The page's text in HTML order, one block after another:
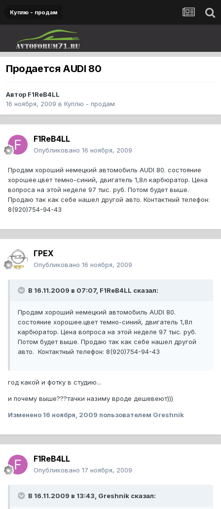
Куплю - продам
Продается AUDI 80
Автор F1ReB4LL
16 ноября, 2009 в Куплю - продам
F1ReB4LL
Опубликовано 16 ноября, 2009
Продам хороший немецкий автомобиль AUDI 80. состояние
хорошее.цвет темно-синий, двигатель 1,8л карбюратор. Цена
вопроса на этой неделе 97 тыс. руб. Потом будет выше.
Продаю так как себе нашел другой авто. Контактный телефон:
8(920)754-94-43
ГРЕХ
Опубликовано 16 ноября, 2009
В 16.11.2009 в 07:07, F1ReB4LL сказал:
Продам хороший немецкий автомобиль AUDI 80.
состояние хорошее.цвет темно-синий, двигатель 1,8л
карбюратор. Цена вопроса на этой неделе 97 тыс. руб.
Потом будет выше. Продаю так как себе нашел другой
авто. Контактный телефон: 8(920)754-94-43
год какой и фотку в студию...
и почему выше???тачки назиму вроде дешевеют)))
Изменено 16 ноября, 2009 пользователем Greshnik
F1ReB4LL
Опубликовано 17 ноября, 2009
В 16.11.2009 в 13:43, Greshnik сказал: